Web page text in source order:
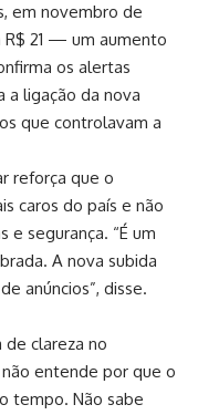
em novembro de
R$ 21 — um aumento
os alertas
a ligação da nova
que controlavam a
reforça que o
caros do país e não
segurança. “É um
A nova subida
anúncios”, disse.
de clareza no
entende por que o
tempo. Não sabe